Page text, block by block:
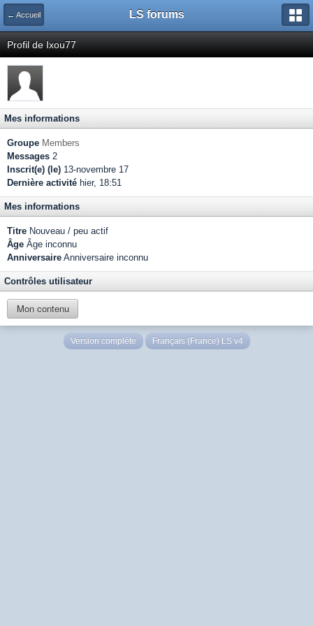
← Accueil LS forums
Profil de Ixou77
Mes informations
Groupe Members
Messages 2
Inscrit(e) (le) 13-novembre 17
Dernière activité hier, 18:51
Mes informations
Titre Nouveau / peu actif
Âge Âge inconnu
Anniversaire Anniversaire inconnu
Contrôles utilisateur
Mon contenu
Version complète Français (France) LS v4